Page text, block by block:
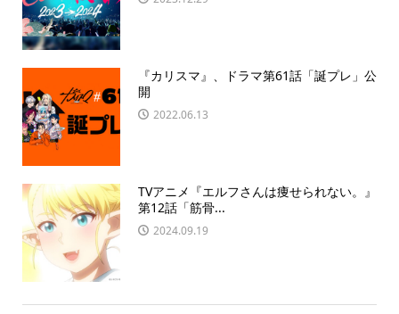
『カリスマ』、ドラマ第61話「誕プレ」公
開
2022.06.13
TVアニメ『エルフさんは痩せられない。』
第12話「筋骨...
2024.09.19